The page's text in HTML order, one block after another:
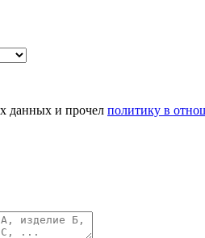
данных и прочел политику в